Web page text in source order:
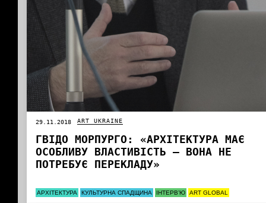
29.11.2018 ART UKRAINE
ГВІДО МОРПУРГО: «АРХІТЕКТУРА МАЄ
ОСОБЛИВУ ВЛАСТИВІСТЬ – ВОНА НЕ
ПОТРЕБУЄ ПЕРЕКЛАДУ»
АРХІТЕКТУРА КУЛЬТУРНА СПАДЩИНА ІНТЕРВ’Ю ART GLOBAL